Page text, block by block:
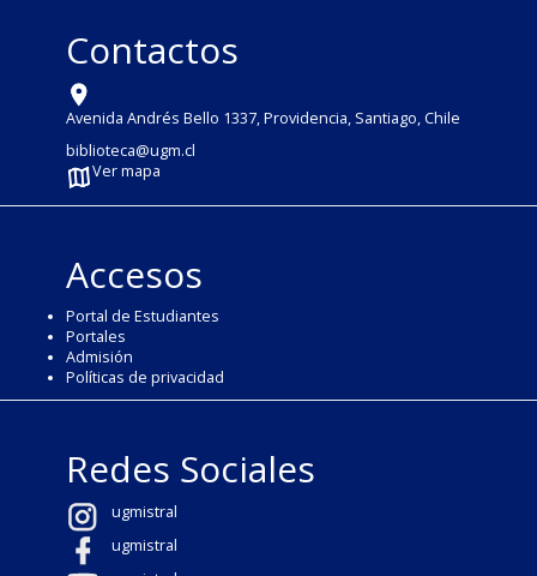
Contactos
Avenida Andrés Bello 1337, Providencia, Santiago, Chile
biblioteca@ugm.cl
Ver mapa
Accesos
Portal de Estudiantes
Portales
Admisión
Políticas de privacidad
Redes Sociales
ugmistral
ugmistral